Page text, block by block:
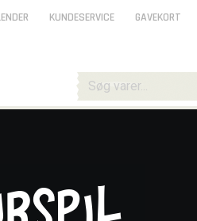
KUNDESERVICE GAVEKORT